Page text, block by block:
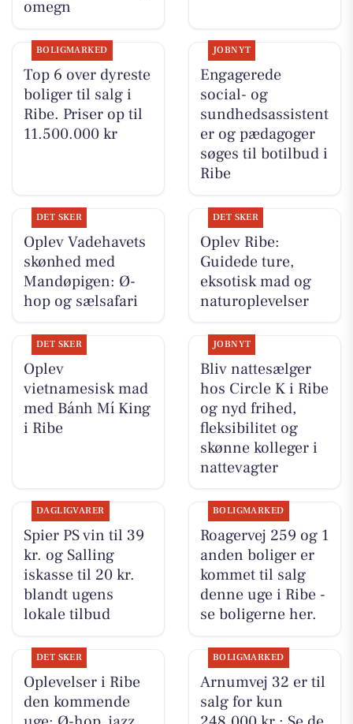
omegn
BOLIGMARKED
Top 6 over dyreste
boliger til salg i
Ribe. Priser op til
11.500.000 kr
JOBNYT
Engagerede
social- og
sundhedsassistent
er og pædagoger
søges til botilbud i
Ribe
DET SKER
Oplev Vadehavets
skønhed med
Mandøpigen: Ø-
hop og sælsafari
DET SKER
Oplev Ribe:
Guidede ture,
eksotisk mad og
naturoplevelser
DET SKER
Oplev
vietnamesisk mad
med Bánh Mí King
i Ribe
JOBNYT
Bliv nattesælger
hos Circle K i Ribe
og nyd frihed,
fleksibilitet og
skønne kolleger i
nattevagter
DAGLIGVARER
Spier PS vin til 39
kr. og Salling
iskasse til 20 kr.
blandt ugens
lokale tilbud
BOLIGMARKED
Roagervej 259 og 1
anden boliger er
kommet til salg
denne uge i Ribe -
se boligerne her.
DET SKER
Oplevelser i Ribe
den kommende
BOLIGMARKED
Arnumvej 32 er til
salg for kun